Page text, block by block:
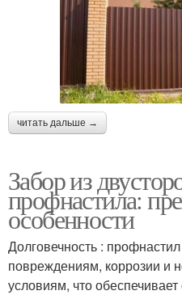
читать дальше →
Забор из
профнастила:
особенности
Долговечность :
повреждениям, коррозии и
условиям, что